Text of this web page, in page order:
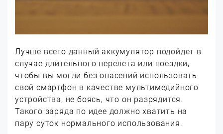
Лучше всего данный аккумулятор подойдет в
случае длительного перелета или поездки,
чтобы вы могли без опасений использовать
свой смартфон в качестве мультимедийного
устройства, не боясь, что он разрядится.
Такого заряда по идее должно хватить на
пару суток нормального использования.